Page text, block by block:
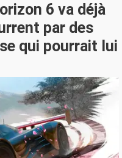
6 va déjà
par des
qui pourrait lui